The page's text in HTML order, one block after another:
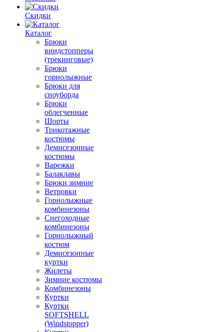
Скидки
Каталог
Брюки
виндстопперы
(трекинговые)
Брюки
горнолыжные
Брюки для
сноуборда
Брюки
облегченные
Шорты
Трикотажные
костюмы
Демисезонные
костюмы
Варежки
Балаклавы
Брюки зимние
Ветровки
Горнолыжные
комбинезоны
Снегоходные
комбинезоны
Горнолыжный
костюм
Демисезонные
куртки
Жилеты
Зимние костюмы
Комбинезоны
Куртки
Куртки
SOFTSHELL
(Windstopper)